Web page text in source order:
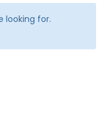
looking for.